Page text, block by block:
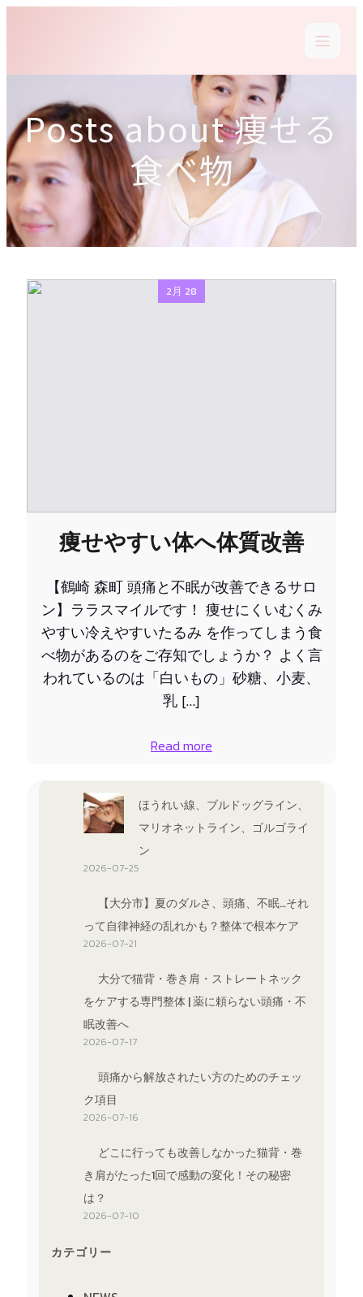
Posts about 痩せる
食べ物
2月 28
痩せやすい体へ体質改善
【鶴崎 森町 頭痛と不眠が改善できるサロ
ン】ララスマイルです！ 痩せにくいむくみ
やすい冷えやすいたるみ を作ってしまう食
べ物があるのをご存知でしょうか？ よく言
われているのは「白いもの」砂糖、小麦、
乳 […]
Read more
ほうれい線、ブルドッグライン、
マリオネットライン、ゴルゴライ
ン
2026-07-25
【大分市】夏のダルさ、頭痛、不眠…それ
って自律神経の乱れかも？整体で根本ケア
2026-07-21
大分で猫背・巻き肩・ストレートネック
をケアする専門整体 | 薬に頼らない頭痛・不
眠改善へ
2026-07-17
頭痛から解放されたい方のためのチェッ
ク項目
2026-07-16
どこに行っても改善しなかった猫背・巻
き肩がたった1回で感動の変化！その秘密
は？
2026-07-10
カテゴリー